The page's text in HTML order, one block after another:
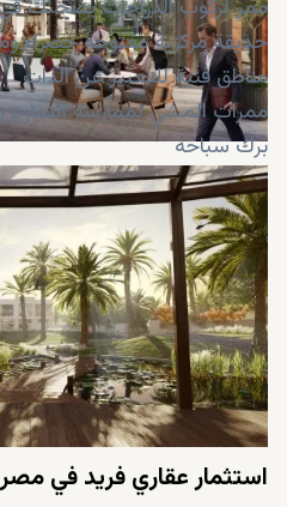
ممر لركوب الدراجات يصحبك
حديقة مركزية مفتوحة خضراء
مناطق فنية للتعبير عن الذات
ممرات المشي لممارسة التمارين
برك سباحة
الدخول المباشر من منزلك إلى
ممر منحوتات للتنزه الرائع
جناح يوجا للاسترخاء
حدائق نباتية لحماية البيئة من
استثمار عقاري فريد في